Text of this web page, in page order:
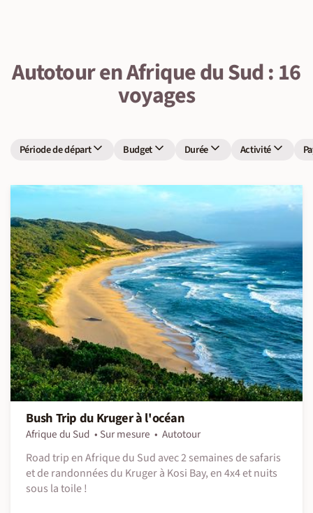
Autotour en Afrique du Sud : 16
voyages
Période de départ Budget Durée Activité
Bush Trip du Kruger à l'océan
Afrique du Sud Sur mesure
Autotour
Road trip en Afrique du Sud avec 2 semaines de safaris
et de randonnées du Kruger à Kosi Bay, en 4x4 et nuits
sous la toile !